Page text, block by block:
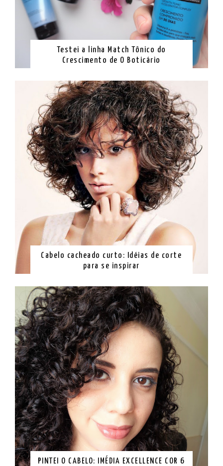
Testei a linha Match Tônico do
Crescimento de O Boticário
Cabelo cacheado curto: Idéias de corte
para se inspirar
PINTEI O CABELO: IMÉDIA EXCELLENCE COR 6